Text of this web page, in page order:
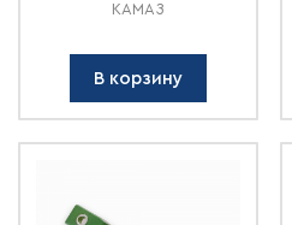
КАМАЗ
В корзину